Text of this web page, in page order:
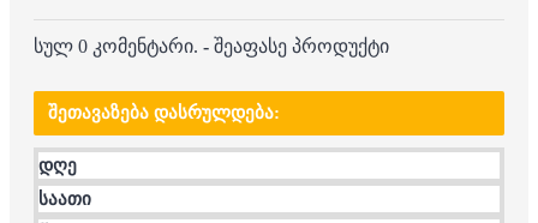
სულ 0 კომენტარი. - შეაფასე პროდუქტი
ᲨᲔᲗᲐᲕᲐᲖᲔᲑᲐ ᲓᲐᲡᲠᲣᲚᲓᲔᲑᲐ:
დღე
საათი